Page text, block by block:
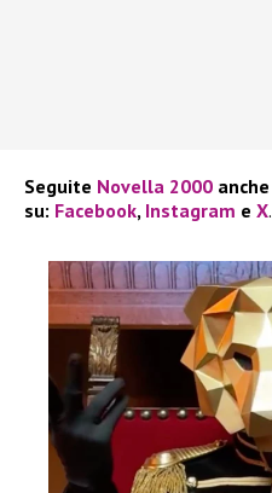
Seguite Novella 2000 anche
su: Facebook, Instagram e X.